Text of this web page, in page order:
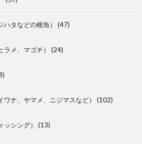
タなどの根魚） (47)
メ、マゴチ） (24)
ナ、ヤマメ、ニジマスなど） (102)
シング） (13)